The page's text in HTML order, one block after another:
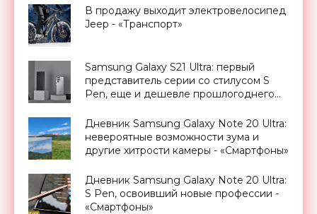
В продажу выходит электровелосипед
Jeep - «Транспорт»
Samsung Galaxy S21 Ultra: первый
представитель серии со стилусом S
Pen, еще и дешевле прошлогоднего
Дневник Samsung Galaxy Note 20 Ultra:
невероятные возможности зума и
другие хитрости камеры - «Смартфоны»
Дневник Samsung Galaxy Note 20 Ultra:
S Pen, освоивший новые профессии -
«Смартфоны»